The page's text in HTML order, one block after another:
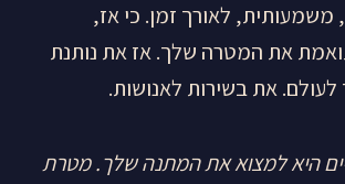
לאורך זמן. כי אז,
את המטרה שלך. אז את נותנת
את בשירות לאנושות.
היא למצוא את המתנה שלך. מטרת